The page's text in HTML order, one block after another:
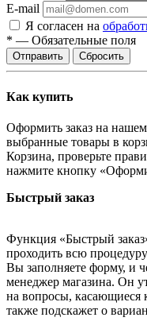
E-mail
Я согласен на
* — Обязательные поля
Отправить Сбросить
Как купить
Оформить заказ на нашем
выбранные товары в
Корзина, проверьте
нажмите кнопку
Быстрый заказ
Функция «Быстрый
проходить всю
Вы заполняете форму, и
менеджер магазина. Он
на вопросы, касающиеся
также подскажет о